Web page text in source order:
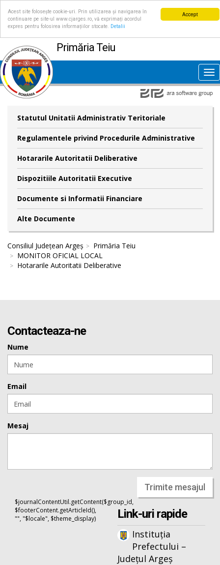
Accept
Acest site folosește cookie-uri. Prin utilizarea și navigarea în
continuare pe site-ul www.cjarges.ro, vă exprimați acordul
expres pentru folosirea informațiilor stocate.
Detalii
Primăria Teiu
Statutul Unitatii Administrativ Teritoriale
Regulamentele privind Procedurile Administrative
Hotararile Autoritatii Deliberative
Dispozitiile Autoritatii Executive
Documente si Informatii Financiare
Alte Documente
Consiliul Județean Argeș
Primăria Teiu
MONITOR OFICIAL LOCAL
Hotararile Autoritatii Deliberative
Contacteaza-ne
Nume
Email
Mesaj
Trimite mesajul
$journalContentUtil.getContent($group_id,
$footerContent.getArticleId(),
"", "$locale", $theme_display)
Link-uri rapide
Instituția
Prefectului –
Județul Argeș